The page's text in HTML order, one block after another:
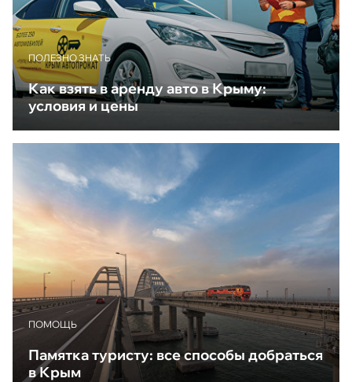
ПОЛЕЗНО ЗНАТЬ
Как взять в аренду авто в Крыму:
условия и цены
ПОМОЩЬ
Памятка туристу: все способы добраться
в Крым